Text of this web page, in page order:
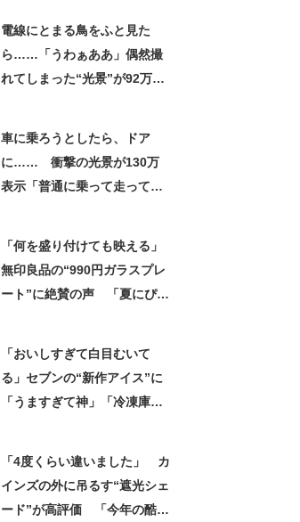
電線にとまる鳥をふと見た
ら……「うわぁああ」偶然撮
れてしまった“光景”が92万再
車に乗ろうとしたら、ドア
に…… 衝撃の光景が130万
表示「普通に乗って走ってた
「何を盛り付けても映える」
無印良品の“990円ガラスプレ
ート”に絶賛の声 「夏にぴっ
「おいしすぎて白目むいて
る」セブンの“新作アイス”に
「うますぎて神」「冷凍庫に
「4度くらい違いました」 カ
インズの外に吊るす“遮光シェ
ード”が高評価 「今年の酷暑